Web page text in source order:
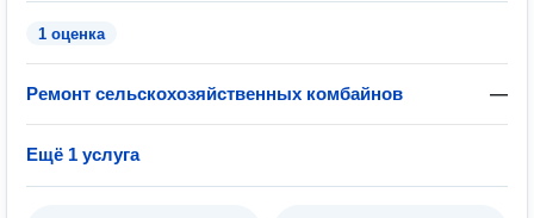
1 оценка
Ремонт сельскохозяйственных комбайнов —
Ещё 1 услуга